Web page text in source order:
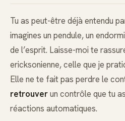
Tu as peut-être déjà entendu
imagines un pendule, un
de l’esprit. Laisse-moi te
ericksonienne, celle que je
Elle ne te fait pas perdre le
retrouverun contrôle que tu
réactions automatiques.